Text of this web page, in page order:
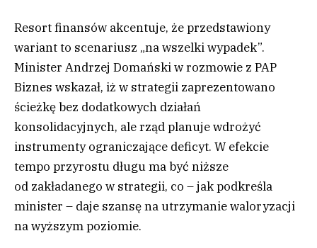
Resort finansów akcentuje, że przedstawiony
wariant to scenariusz „na wszelki wypadek”.
Minister Andrzej Domański w rozmowie z PAP
Biznes wskazał, iż w strategii zaprezentowano
ścieżkę bez dodatkowych działań
konsolidacyjnych, ale rząd planuje wdrożyć
instrumenty ograniczające deficyt. W efekcie
tempo przyrostu długu ma być niższe
od zakładanego w strategii, co – jak podkreśla
minister – daje szansę na utrzymanie waloryzacji
na wyższym poziomie.